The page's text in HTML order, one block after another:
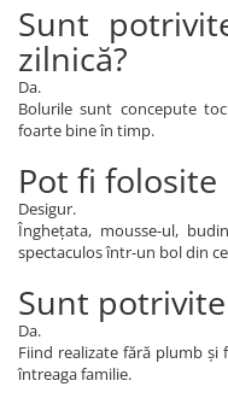
Sunt
zilnică?
Da.
Bolurile sunt concepute
foarte bine în timp.
Pot fi
Desigur.
Înghețata, mousse-ul,
spectaculos într-un bol din
Sunt
Da.
Fiind realizate fără plumb și
întreaga familie.